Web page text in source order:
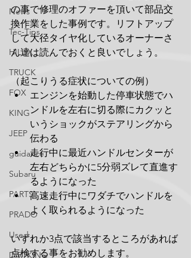
News
Tec-Tips
HILUX
TRUCK
FOX
KING
JEEP
guidance
Subaru
PARTS
PRADO
Used
DIRTKING
の事で修理のオファーを頂いて部品交
換作業をした事例です。リフトアップ
して大径タイヤ化しているオーナーさ
ん達は読んでおくと良いでしょう。
（起こりうる症状についての例）
エンジンを始動した停車状態でハ
ンドルを左右に切る際にカクッと
いうショックがステアリングから
伝わる
走行中に最近ハンドルセンターが
左右どちらかに5分弱ズレて直進す
るようになった
高速走行中にワダチでハンドルを
よく取られるようになった
いずれか3点で該当するところがあれば
点検する事をお勧めします。